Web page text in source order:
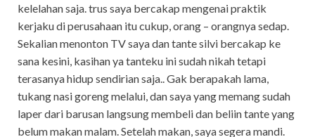
kelelahan saja. trus saya bercakap mengenai praktik
kerjaku di perusahaan itu cukup, orang – orangnya sedap.
Sekalian menonton TV saya dan tante silvi bercakap ke
sana kesini, kasihan ya tanteku ini sudah nikah tetapi
terasanya hidup sendirian saja.. Gak berapakah lama,
tukang nasi goreng melalui, dan saya yang memang sudah
laper dari barusan langsung membeli dan beliin tante yang
belum makan malam. Setelah makan, saya segera mandi.